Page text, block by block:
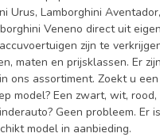
Urus, Lamborghini
Veneno direct uit
zijn te
maten en prijsklassen. Er
ons assortiment. Zoekt u
model? Een zwart, wit,
Geen probleem. Er
model in aanbieding.